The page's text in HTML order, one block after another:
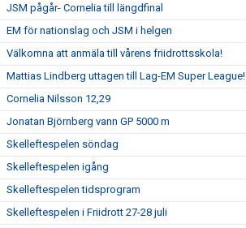
JSM pågår- Cornelia till längdfinal
EM för nationslag och JSM i helgen
Välkomna att anmäla till vårens friidrottsskola!
Mattias Lindberg uttagen till Lag-EM Super League!
Cornelia Nilsson 12,29
Jonatan Björnberg vann GP 5000 m
Skelleftespelen söndag
Skelleftespelen igång
Skelleftespelen tidsprogram
Skelleftespelen i Friidrott 27-28 juli